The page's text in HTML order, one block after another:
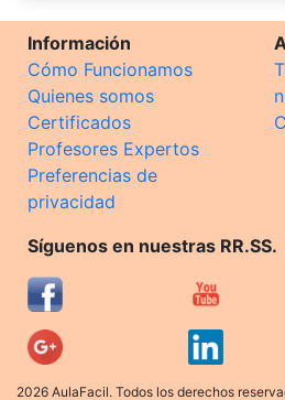
Información
Cómo Funcionamos
Quienes somos
Certificados
Profesores Expertos
Preferencias de
privacidad
Síguenos en nuestras RR.SS.
2026 AulaFacil. Todos los derechos